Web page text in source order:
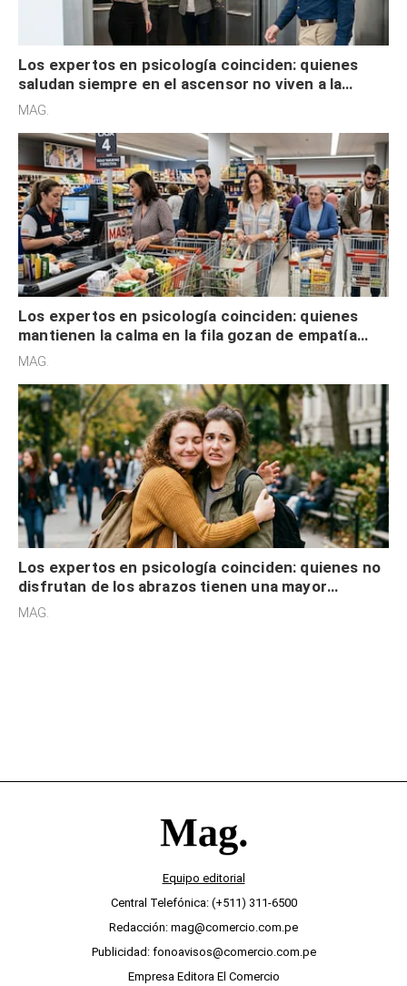
Los expertos en psicología coinciden: quienes
saludan siempre en el ascensor no viven a la
defensiva y tienen apertura social
MAG.
Los expertos en psicología coinciden: quienes
mantienen la calma en la fila gozan de empatía
cognitiva, gratitud y no solo tienen autocontrol
MAG.
Los expertos en psicología coinciden: quienes no
disfrutan de los abrazos tienen una mayor
sensibilidad a los estímulos físicos y no es por
MAG.
Equipo editorial
Central Telefónica: (+511) 311-6500
Redacción: mag@comercio.com.pe
Publicidad: fonoavisos@comercio.com.pe
Empresa Editora El Comercio